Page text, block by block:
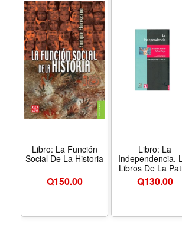
idiomas, no era una reproducción literal
Bloch ni contenía la totalidad de los
que el autor había producido.
Libro: La Función
Social De La Historia
Q150.00
Libro: La
Independencia.
Libros De La
Q130.00